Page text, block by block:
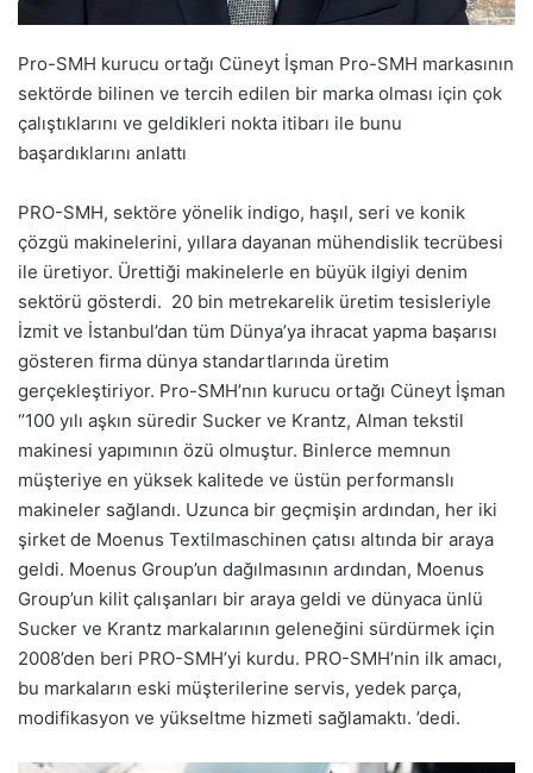
Pro-SMH kurucu ortağı Cüneyt İşman Pro-SMH markasının
sektörde bilinen ve tercih edilen bir marka olması için çok
çalıştıklarını ve geldikleri nokta itibarı ile bunu
başardıklarını anlattı
PRO-SMH, sektöre yönelik indigo, haşıl, seri ve konik
çözgü makinelerini, yıllara dayanan mühendislik tecrübesi
ile üretiyor. Ürettiği makinelerle en büyük ilgiyi denim
sektörü gösterdi. 20 bin metrekarelik üretim tesisleriyle
İzmit ve İstanbul’dan tüm Dünya’ya ihracat yapma başarısı
gösteren firma dünya standartlarında üretim
gerçekleştiriyor. Pro-SMH’nın kurucu ortağı Cüneyt İşman
‘’100 yılı aşkın süredir Sucker ve Krantz, Alman tekstil
makinesi yapımının özü olmuştur. Binlerce memnun
müşteriye en yüksek kalitede ve üstün performanslı
makineler sağlandı. Uzunca bir geçmişin ardından, her iki
şirket de Moenus Textilmaschinen çatısı altında bir araya
geldi. Moenus Group’un dağılmasının ardından, Moenus
Group’un kilit çalışanları bir araya geldi ve dünyaca ünlü
Sucker ve Krantz markalarının geleneğini sürdürmek için
2008’den beri PRO-SMH’yi kurdu. PRO-SMH’nin ilk amacı,
bu markaların eski müşterilerine servis, yedek parça,
modifikasyon ve yükseltme hizmeti sağlamaktı. ’dedi.